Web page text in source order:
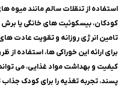
استفاده از تنقلات سالم مانند
کودکان، بیسکوئیت های خانگی یا
تامین انرژی روزانه و تقویت عادت
برای ارائه این خوراکی ها، استفاده از
کیفیت و بهداشت مواد غذایی، می
پسند، تجربه تغذیه را برای کودک